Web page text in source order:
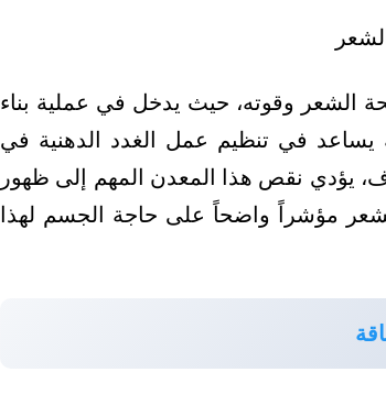
الشعر وقوته، حيث يدخل في عملية بناء
يساعد في تنظيم عمل الغدد الدهنية في
يؤدي نقص هذا المعدن المهم إلى ظهور
مؤشراً واضحاً على حاجة الجسم لهذا